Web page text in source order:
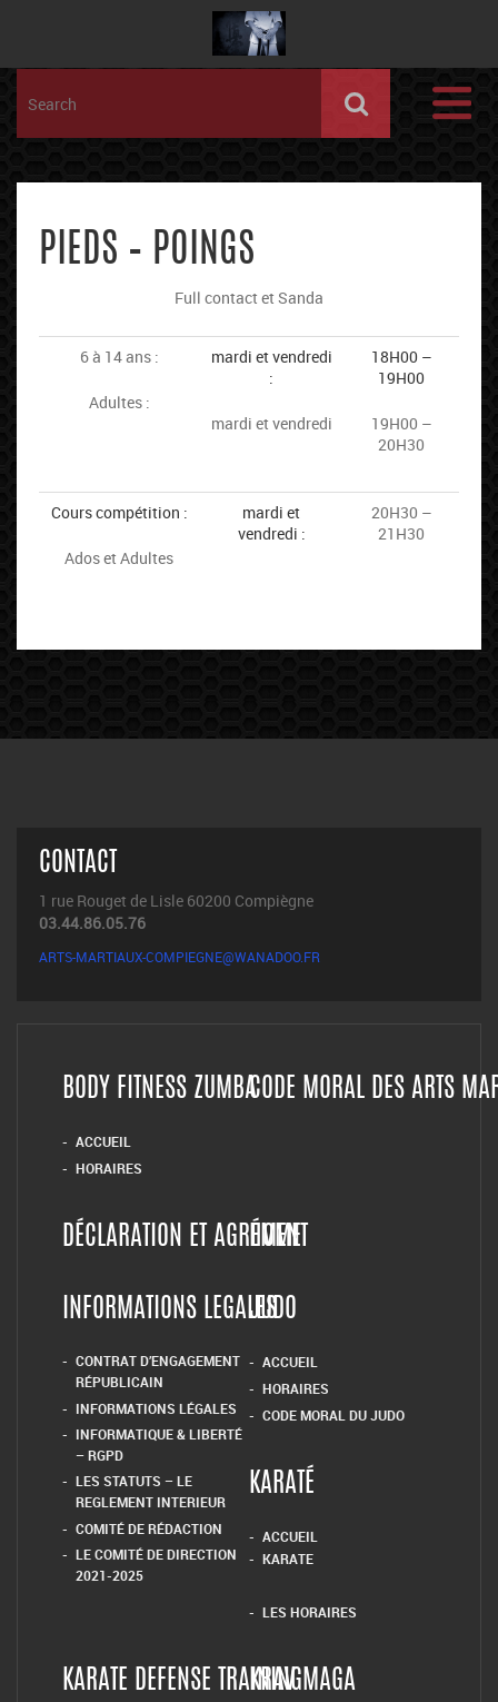
PIEDS – POINGS
Full contact et Sanda
6 à 14 ans :
Adultes :
mardi et vendredi
:
mardi et vendredi
18H00 –
19H00
19H00 –
20H30
Cours compétition :
Ados et Adultes
mardi et
vendredi :
20H30 –
21H30
CONTACT
1 rue Rouget de Lisle 60200 Compiègne
03.44.86.05.76
ARTS-MARTIAUX-COMPIEGNE@WANADOO.FR
BODY FITNESS ZUMBA
ACCUEIL
HORAIRES
CODE MORAL DES ARTS
DÉCLARATION ET AGRÉMENT
HOME
INFORMATIONS LEGALES
CONTRAT D’ENGAGEMENT
RÉPUBLICAIN
INFORMATIONS LÉGALES
INFORMATIQUE & LIBERTÉ
– RGPD
LES STATUTS – LE
REGLEMENT INTERIEUR
COMITÉ DE RÉDACTION
LE COMITÉ DE DIRECTION
2021-2025
JUDO
ACCUEIL
HORAIRES
CODE MORAL DU JUDO
KARATÉ
ACCUEIL
KARATE
LES HORAIRES
KARATE DEFENSE TRAININGKRAV MAGA